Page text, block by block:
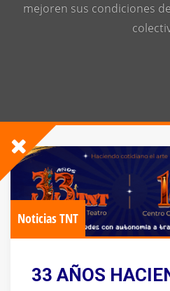
mejoren sus condiciones
Noticias TNT
33 AÑOS